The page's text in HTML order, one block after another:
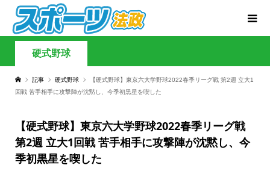
硬式野球
記事 硬式野球
【硬式野球】東京六大学野球2022春季リーグ戦 第2週 立大1
回戦 苦手相手に攻撃陣が沈黙し、今季初黒星を喫した
【硬式野球】東京六大学野球2022春季リーグ戦
第2週 立大1回戦 苦手相手に攻撃陣が沈黙し、今
季初黒星を喫した